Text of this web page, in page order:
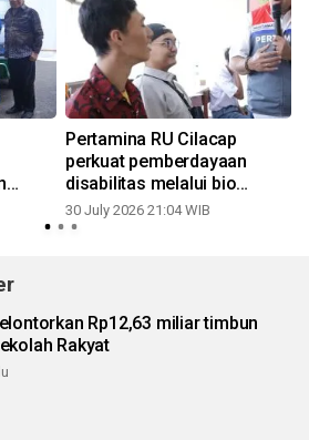
Pertamina RU Cilacap
perkuat pemberdayaan
disabilitas melalui bio
leather
30 July 2026 21:04 WIB
Rp12,63 miliar timbun
Rakyat